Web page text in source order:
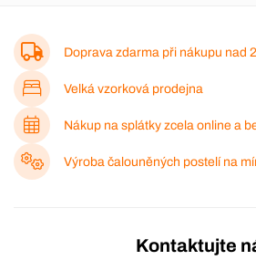
Doprava zdarma při nákupu nad
Velká vzorková prodejna
Nákup na splátky zcela online a
Výroba čalouněných postelí na
Kontaktujte